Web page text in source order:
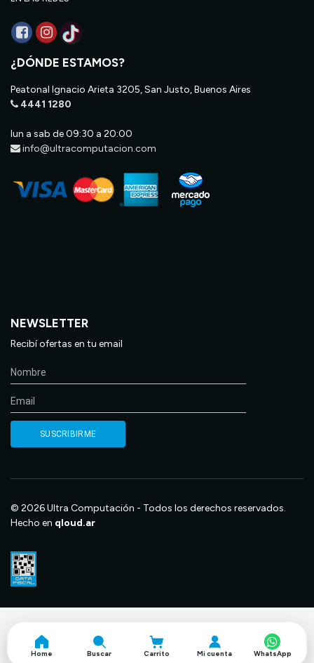
¿DÓNDE ESTAMOS?
Peatonal Ignacio Arieta 3205, San Justo, Buenos Aires
4441 1280
lun a sab de 09:30 a 20:00
info@ultracomputacion.com
NEWSLETTER
Recibí ofertas en tu email
© 2026 Ultra Computación - Todos los derechos reservados.
Hecho en qloud.ar
Home Buscar Carrito Mi cuenta